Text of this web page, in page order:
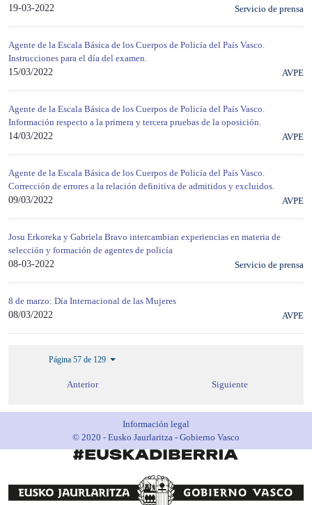
19-03-2022
Servicio de prensa
Agente de la Escala Básica de los Cuerpos de Policía del País Vasco.
Instrucciones para el día del examen.
15/03/2022
AVPE
Agente de la Escala Básica de los Cuerpos de Policía del País Vasco.
Información respecto a la primera y tercera pruebas de la oposición.
14/03/2022
AVPE
Agente de la Escala Básica de los Cuerpos de Policía del País Vasco.
Corrección de errores a la relación definitiva de admitidos y excluidos.
09/03/2022
AVPE
Josu Erkoreka y Gabriela Bravo intercambian experiencias en materia de
selección y formación de agentes de policía
08-03-2022
Servicio de prensa
8 de marzo: Día Internacional de las Mujeres
08/03/2022
AVPE
Página 57 de 129
Anterior Siguiente
Información legal
© 2020 - Eusko Jaurlaritza - Gobierno Vasco